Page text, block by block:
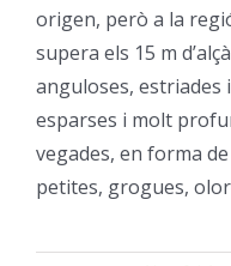
origen, però a la
supera els 15 m
anguloses, estriades
esparses i molt
vegades, en forma
petites, grogues,